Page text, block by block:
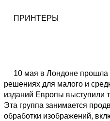
ПРИНТЕРЫ
10 мая в Лондоне прошла
решениях для малого и
изданий Европы выступили
Эта группа занимается
обработки изображений,